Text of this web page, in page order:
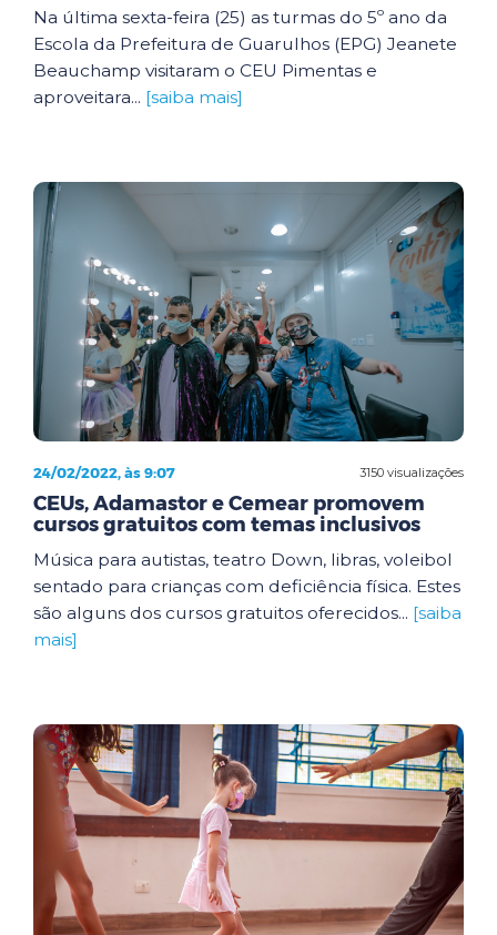
Na última sexta-feira (25) as turmas do 5º ano da
Escola da Prefeitura de Guarulhos (EPG) Jeanete
Beauchamp visitaram o CEU Pimentas e
aproveitara... [saiba mais]
3150 visualizações
24/02/2022, às 9:07
CEUs, Adamastor e Cemear promovem
cursos gratuitos com temas inclusivos
Música para autistas, teatro Down, libras, voleibol
sentado para crianças com deficiência física. Estes
são alguns dos cursos gratuitos oferecidos... [saiba
mais]